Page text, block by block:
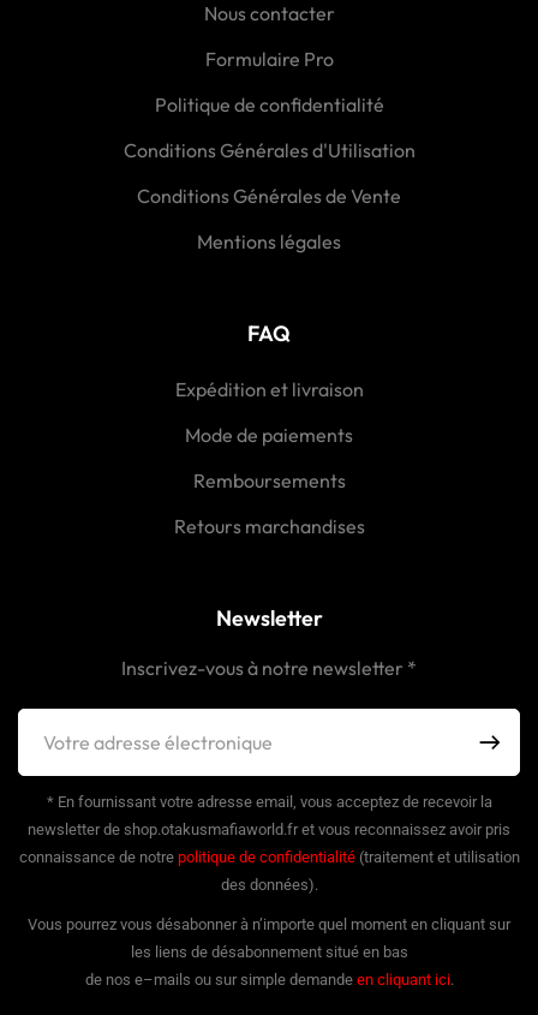
Nous contacter
Formulaire Pro
Politique de confidentialité
Conditions Générales d'Utilisation
Conditions Générales de Vente
Mentions légales
FAQ
Expédition et livraison
Mode de paiements
Remboursements
Retours marchandises
Newsletter
Inscrivez-vous à notre newsletter *
* En fournissant votre adresse email, vous acceptez de recevoir la
newsletter de shop.otakusmafiaworld.fr et vous reconnaissez avoir pris
connaissance de notre politique de confidentialité(traitement et utilisation
des données).
Vous pourrez vous désabonner à n’importe quel moment en cliquant sur
les liens de désabonnement situé en bas
de nos e–mails ou sur simple demande en cliquant ici.